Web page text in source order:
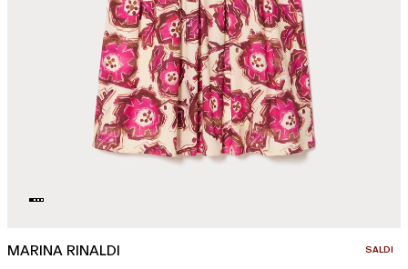
MARINA RINALDI SALDI